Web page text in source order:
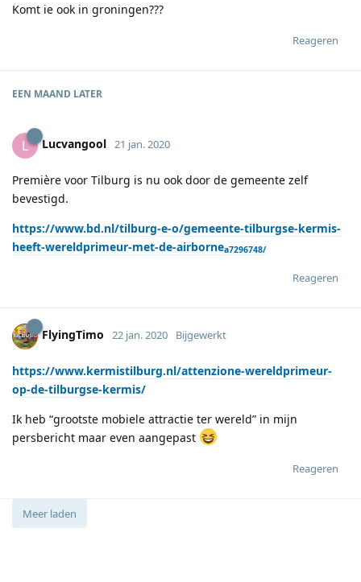
Komt ie ook in groningen???
Reageren
EEN MAAND LATER
L Lucvangool 21 jan. 2020
Première voor Tilburg is nu ook door de gemeente zelf
bevestigd.
https://www.bd.nl/tilburg-e-o/gemeente-tilburgse-kermis-
heeft-wereldprimeur-met-de-airbornea7296748/
Reageren
FlyingTimo 22 jan. 2020 Bijgewerkt
https://www.kermistilburg.nl/attenzione-wereldprimeur-
op-de-tilburgse-kermis/
Ik heb “grootste mobiele attractie ter wereld” in mijn
persbericht maar even aangepast
Reageren
Meer laden